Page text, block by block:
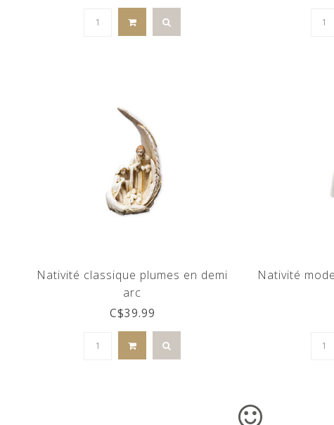
Nativité classique plumes en demi
arc
C$39.99
Nativité